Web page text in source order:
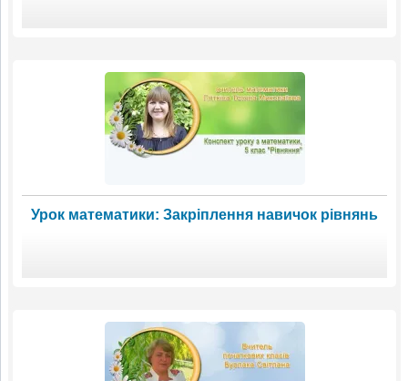
Урок математики: Закріплення навичок рівнянь